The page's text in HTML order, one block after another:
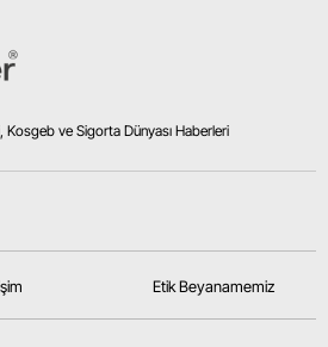
ve Sigorta Dünyası Haberleri
Etik Beyanamemiz